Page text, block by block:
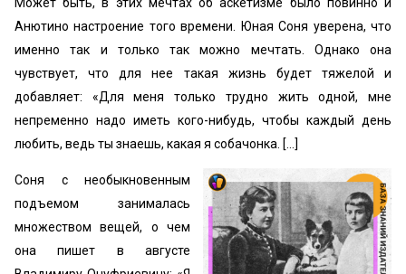
Анютино настроение того времени. Юная Соня уве­рена, что
именно так и только так можно мечтать. Одна­ко она
чувствует, что для нее такая жизнь будет тяжелой и
добавляет: «Для меня только трудно жить одной, мне
непременно надо иметь кого-нибудь, чтобы каждый день
любить, ведь ты знаешь, какая я собачонка. […]
Соня с необыкновенным
подъемом занималась
множе­ством вещей, о чем
она пишет в августе